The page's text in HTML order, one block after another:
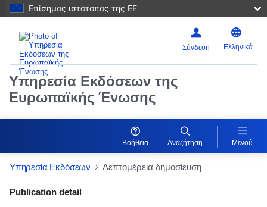
Επίσημος ιστότοπος της ΕΕ
Σύνδεση Ελληνικά
Υπηρεσία Εκδόσεων της
Ευρωπαϊκής Ένωσης
Βοήθεια Αναζήτηση Μενού
Υπηρεσία Εκδόσεων Λεπτομέρεια δημοσίευση
Publication Detail Actions Portlet
Publication detail